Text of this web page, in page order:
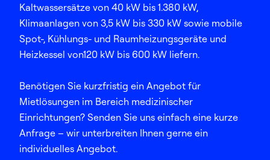
Kaltwassersätze von 40 kW bis 1.380 kW,
Klimaanlagen von 3,5 kW bis 330 kW sowie mobile
Spot-, Kühlungs- und Raumheizungsgeräte und
Heizkessel von120 kW bis 600 kW liefern.​
Benötigen Sie kurzfristig ein Angebot für
Mietlösungen im Bereich medizinischer
Einrichtungen? Senden Sie uns einfach eine kurze
Anfrage – wir unterbreiten Ihnen gerne ein
individuelles Angebot. ​